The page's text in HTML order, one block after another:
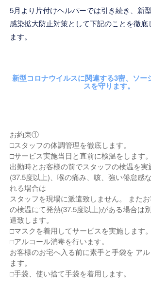
5月より片付けヘルパーでは引き続き、新
感染拡大防止対策として下記のことを徹底
ます。
新型コロナウイルスに関連する3密、ソー
スを守ります。
お約束①
□スタッフの体調管理を徹底します。
□サービス実施当日と直前に検温をします。
出勤時とお客様の前でスタッフの検温を実
(37.5度以上)、喉の痛み、咳、強い倦怠感
れる場合は
スタッフを現場に派遣致しません。 また
の検温にて発熱(37.5度以上)がある場合は
遣致します。
□マスクを着用してサービスを実施します。
□アルコール消毒を行います。
お客様のお宅へ入る前に素手と手袋を ア
ます。
□手袋、使い捨て手袋を着用します。